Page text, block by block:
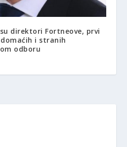
direktori Fortneove, prvi
i stranih
odboru